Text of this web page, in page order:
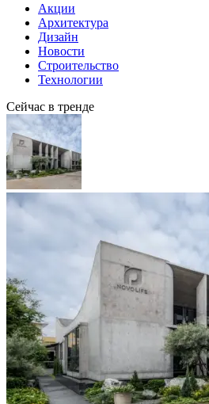
Акции
Архитектура
Дизайн
Новости
Строительство
Технологии
Сейчас в тренде